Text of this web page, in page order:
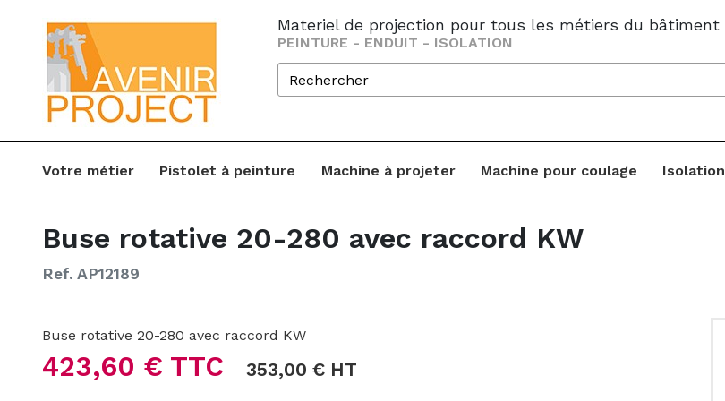
Materiel de projection pour tous les métiers du bâtiment
PEINTURE - ENDUIT - ISOLATION
Votre métier Pistolet à peinture Machine à projeter Machine pour coulage Isolation
Buse rotative 20-280 avec raccord KW
Ref. AP12189
Buse rotative 20-280 avec raccord KW
423,60 € TTC 353,00 € HT